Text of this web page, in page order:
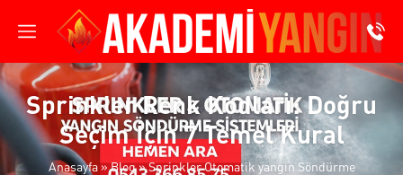
Sprinkler Renk Kodları: Doğru
Seçim İçin 7 Temel Kural
Anasayfa»Blog»Sprinkler Otomatik yangın Söndürme